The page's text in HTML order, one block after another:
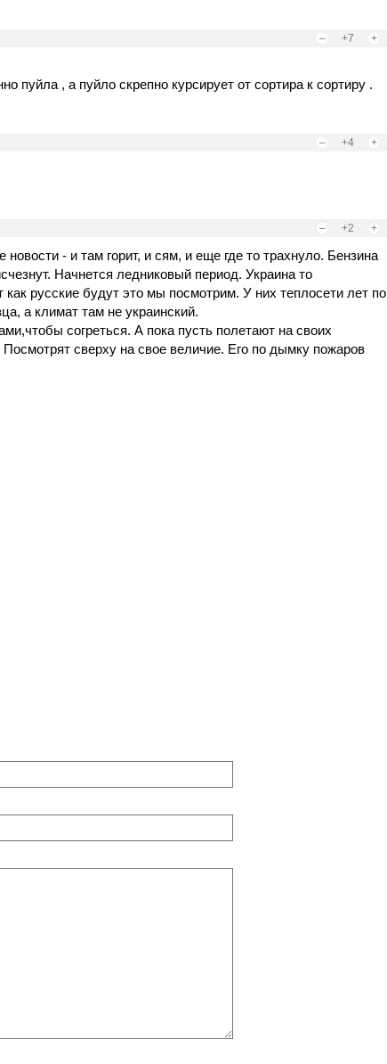
– +7 +
пуйла , а пуйло скрепно курсирует от сортира к сортиру .
– +4 +
– +2 +
- и там горит, и сям, и еще где то трахнуло. Бензина
Начнется ледниковый период. Украина то
русские будут это мы посмотрим. У них теплосети лет по
а климат там не украинский.
согреться. А пока пусть полетают на своих
сверху на свое величие. Его по дымку пожаров